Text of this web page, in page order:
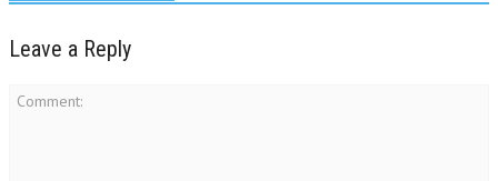
Leave a Reply